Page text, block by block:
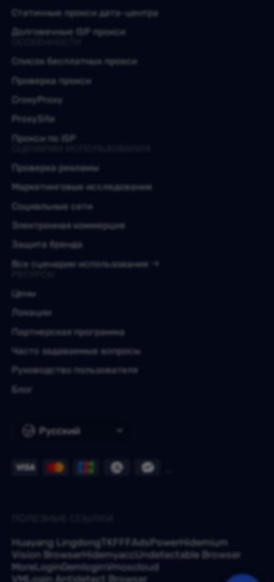
Русский
Статичные прокси дата-центра
Долговечные ISP прокси
Список бесплатных прокси
Проверка прокси
CroxyProxy
ProxySite
Прокси по ISP
Проверка рекламы
Маркетинговые исследования
Социальные сети
Электронная коммерция
Защита бренда
Все сценарии использования
Цены
Локации
Партнерская программа
Часто задаваемые вопросы
Руководство пользователя
Блог
Huayang Lingdong TKFFF AdsPowerHidemium
Vision BrowserHidemyaccUndetectable Browser
MoreLoginGemloginVmoscloud
VMLogin Antidetect Browser